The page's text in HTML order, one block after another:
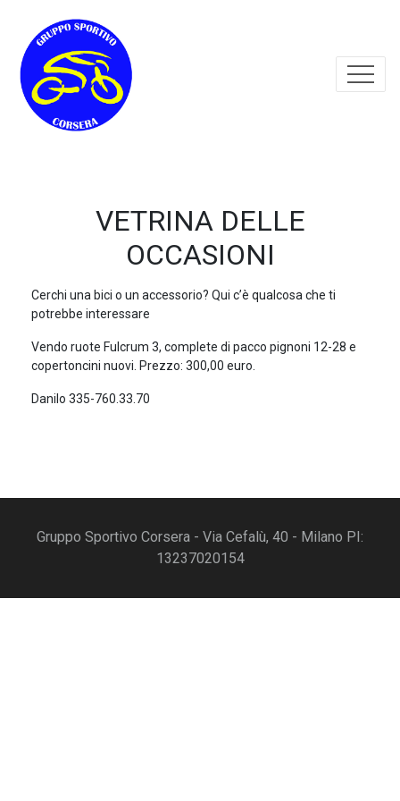
VETRINA DELLE
OCCASIONI
Cerchi una bici o un accessorio? Qui c’è qualcosa che ti
potrebbe interessare
Vendo ruote Fulcrum 3, complete di pacco pignoni 12-28 e
copertoncini nuovi. Prezzo: 300,00 euro.
Danilo 335-760.33.70
Gruppo Sportivo Corsera - Via Cefalù, 40 - Milano PI:
13237020154